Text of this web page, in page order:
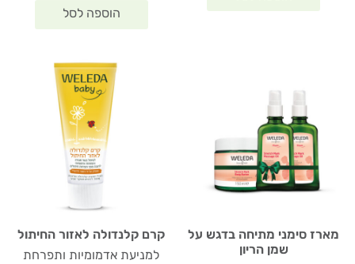
מארז סימני מתיחה בדגש על
שמן הריון
קרם קלנדולה לאזור החיתול
למניעת אדמומיות ותפרחת